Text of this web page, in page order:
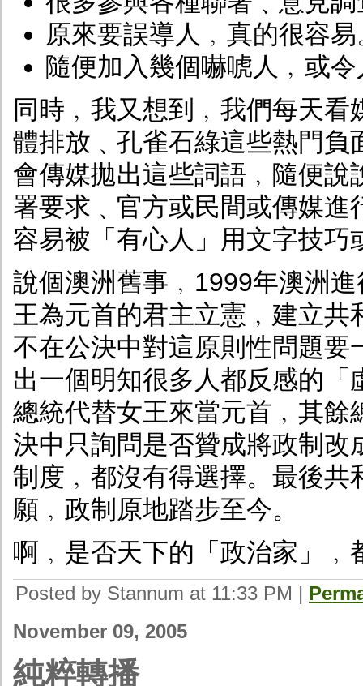
原來要誤導人﹐真的很容易
隨便加入幾個嚇唬人﹐或
同時﹐我又想到﹐我們每天
體排放﹑孔雀石綠這些熱門
會傳媒拋出這些詞語﹐隨便
署要求﹑官方或民間或傳媒
容易被「有心人」用文字技巧
說個澳洲舊事﹐1999年澳洲
王為元首的君主立憲﹐建立
不在公決中對這原則性問題
出一個明知很多人都反感的
總統代替女王來當元首﹐其
決中只詢問是否贊成將政制
制度﹐都沒有得選擇。最後
願﹐政制原地踏步至今。
啊﹐是否天下的「政治家」﹐
Posted by Stannum at 11:33 PM |
November 09, 2005
純粹轉播